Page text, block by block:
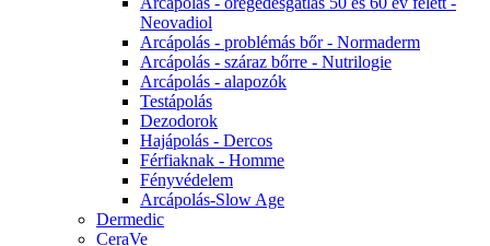
Neovadiol
Arcápolás - problémás bőr - Normaderm
Arcápolás - száraz bőrre - Nutrilogie
Arcápolás - alapozók
Testápolás
Dezodorok
Hajápolás - Dercos
Férfiaknak - Homme
Fényvédelem
Arcápolás-Slow Age
Dermedic
CeraVe